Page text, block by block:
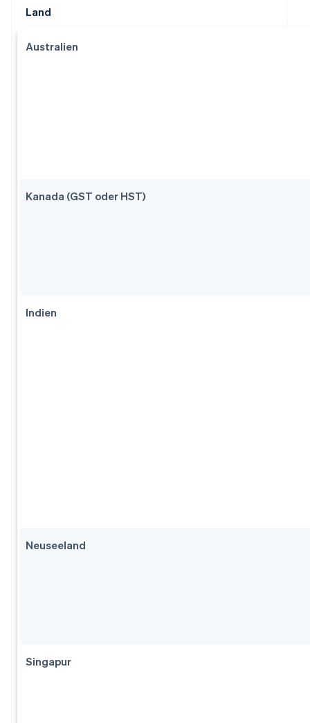
Land
Australien
Kanada (GST oder HST)
Indien
Neuseeland
Singapur